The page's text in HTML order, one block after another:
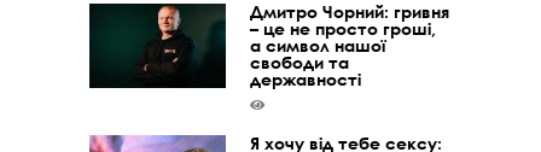
Дмитро Чорний: гривня
– це не просто гроші,
а символ нашої
свободи та
державності
Я хочу від тебе сексу: